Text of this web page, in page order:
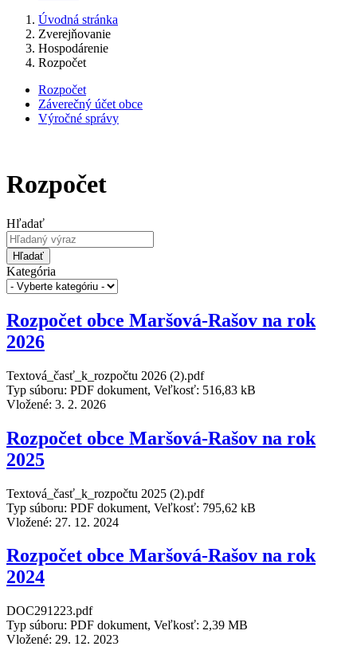
Úvodná stránka
Zverejňovanie
Hospodárenie
Rozpočet
Rozpočet
Záverečný účet obce
Výročné správy
Rozpočet
Hľadať
Hľadať
Kategória
Rozpočet obce Maršová-Rašov na rok
2026
Textová_časť_k_rozpočtu 2026 (2).pdf
Typ súboru: PDF dokument, Veľkosť: 516,83 kB
Vložené: 3. 2. 2026
Rozpočet obce Maršová-Rašov na rok
2025
Textová_časť_k_rozpočtu 2025 (2).pdf
Typ súboru: PDF dokument, Veľkosť: 795,62 kB
Vložené: 27. 12. 2024
Rozpočet obce Maršová-Rašov na rok
2024
DOC291223.pdf
Typ súboru: PDF dokument, Veľkosť: 2,39 MB
Vložené: 29. 12. 2023